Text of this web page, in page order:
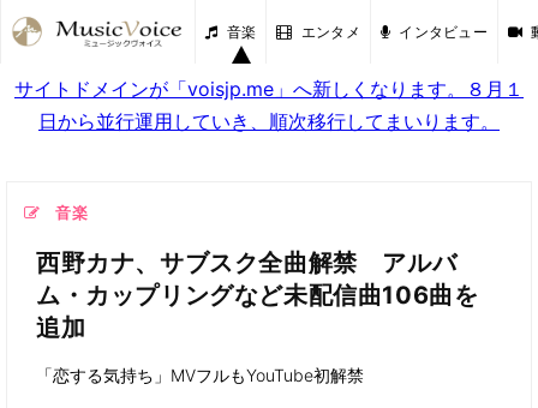
音楽 エンタメ インタビュー
サイトドメインが「voisjp.me」へ新しくなります。８月１
日から並行運用していき、順次移行してまいります。
音楽
西野カナ、サブスク全曲解禁 アルバ
ム・カップリングなど未配信曲106曲を
追加
「恋する気持ち」MVフルもYouTube初解禁